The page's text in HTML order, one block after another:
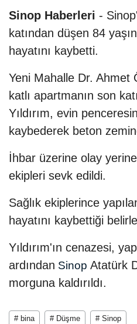
Sinop Haberleri -
katından düşen 84
hayatını kaybetti.
Yeni Mahalle Dr. Ahmet
katlı apartmanın son
Yıldırım, evin
kaybederek beton
İhbar üzerine olay
ekipleri sevk edildi.
Sağlık ekiplerince
hayatını kaybettiği
Yıldırım'ın cenazesi,
ardından Sinop Atatürk
morguna kaldırıldı.
# bina # Düşme # Sinop